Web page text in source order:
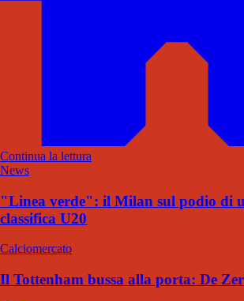
Continua la lettura
News
"Linea verde": il Milan sul podio di
classifica U20
Calciomercato
Il Tottenham bussa alla porta: De